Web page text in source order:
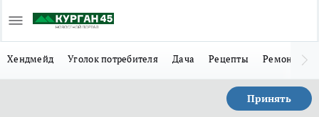
Хендмейд Уголок потребителя Дача Рецепты Ремонт
Принять